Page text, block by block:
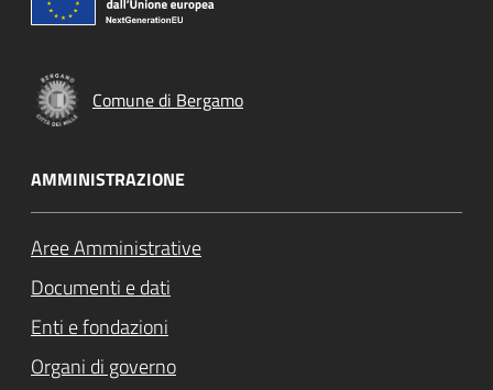
Comune di Bergamo
AMMINISTRAZIONE
Aree Amministrative
Documenti e dati
Enti e fondazioni
Organi di governo